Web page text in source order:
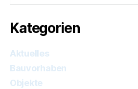
Kategorien
Aktuelles
Bauvorhaben
Objekte